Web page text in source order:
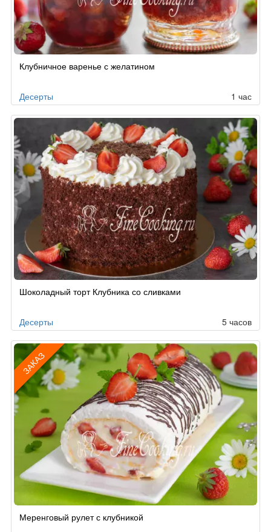
Клубничное варенье с желатином
Десерты 1 час
Шоколадный торт Клубника со сливками
Десерты 5 часов
ЗАКАЗ
поМеренговый рулет с клубникой